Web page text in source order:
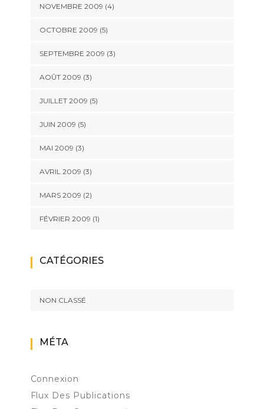
NOVEMBRE 2009 (4)
OCTOBRE 2009 (5)
SEPTEMBRE 2009 (3)
AOÛT 2009 (3)
JUILLET 2009 (5)
JUIN 2009 (5)
MAI 2009 (3)
AVRIL 2009 (3)
MARS 2009 (2)
FÉVRIER 2009 (1)
CATÉGORIES
NON CLASSÉ
MÉTA
Connexion
Flux Des Publications